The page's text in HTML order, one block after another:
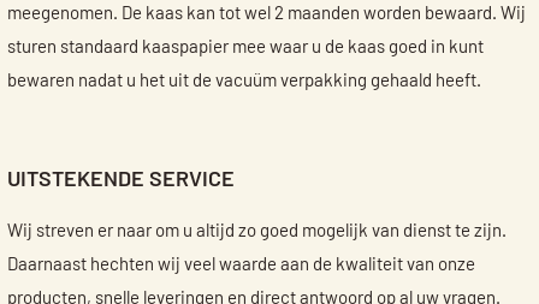
meegenomen. De kaas kan tot wel 2 maanden worden bewaard. Wij
sturen standaard kaaspapier mee waar u de kaas goed in kunt
bewaren nadat u het uit de vacuüm verpakking gehaald heeft.
UITSTEKENDE SERVICE
Wij streven er naar om u altijd zo goed mogelijk van dienst te zijn.
Daarnaast hechten wij veel waarde aan de kwaliteit van onze
producten, snelle leveringen en direct antwoord op al uw vragen.